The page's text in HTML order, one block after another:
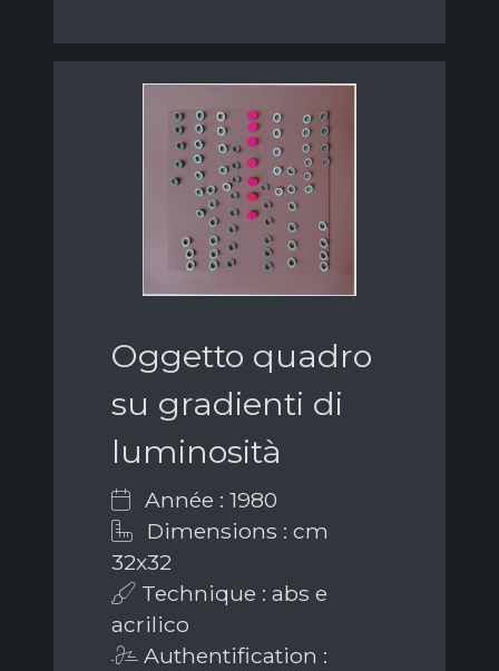
Oggetto quadro
su gradienti di
luminosità
Année : 1980
Dimensions : cm
32x32
Technique : abs e
acrilico
Authentification :